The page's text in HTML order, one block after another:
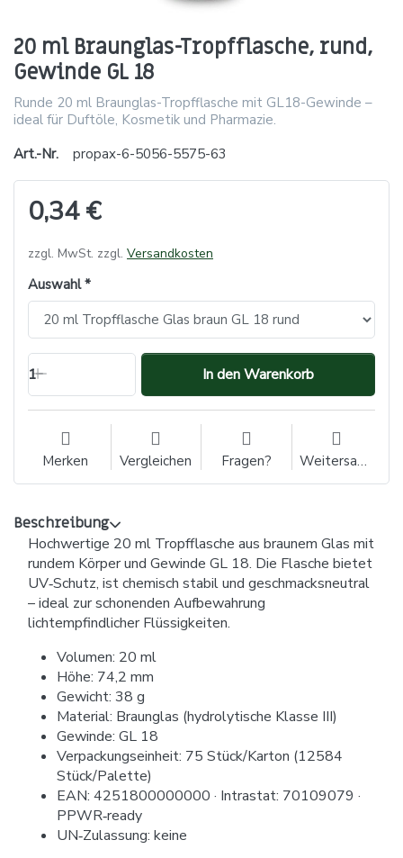
20 ml Braunglas-Tropfflasche, rund,
Gewinde GL 18
Runde 20 ml Braunglas-Tropfflasche mit GL18-Gewinde –
ideal für Duftöle, Kosmetik und Pharmazie.
Art.-Nr.
propax-6-5056-5575-63
0,34 €
zzgl. MwSt. zzgl. Versandkosten
Auswahl
1 In den Warenkorb
Merken Vergleichen Fragen? Weitersagen
Beschreibung
Hochwertige 20 ml Tropfflasche aus braunem Glas mit
rundem Körper und Gewinde GL 18. Die Flasche bietet
UV‑Schutz, ist chemisch stabil und geschmacksneutral
– ideal zur schonenden Aufbewahrung
lichtempfindlicher Flüssigkeiten.
Volumen: 20 ml
Höhe: 74,2 mm
Gewicht: 38 g
Material: Braunglas (hydrolytische Klasse III)
Gewinde: GL 18
Verpackungseinheit: 75 Stück/Karton (12584
Stück/Palette)
EAN: 4251800000000 · Intrastat: 70109079 ·
PPWR‑ready
UN‑Zulassung: keine